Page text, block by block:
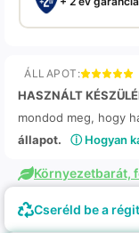
ÁLLAPOT:
HASZNÁLT
mondod meg, hogy
állapot.
ⓘ Hogyan
Környezetbarát,
Cseréld be a